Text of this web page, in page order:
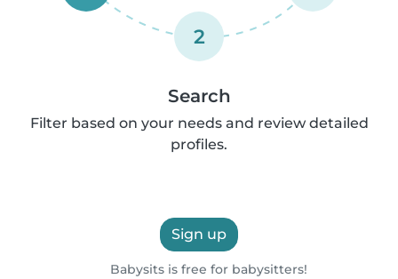
2
Search
Filter based on your needs and review detailed
profiles.
Sign up
Babysits is free for babysitters!